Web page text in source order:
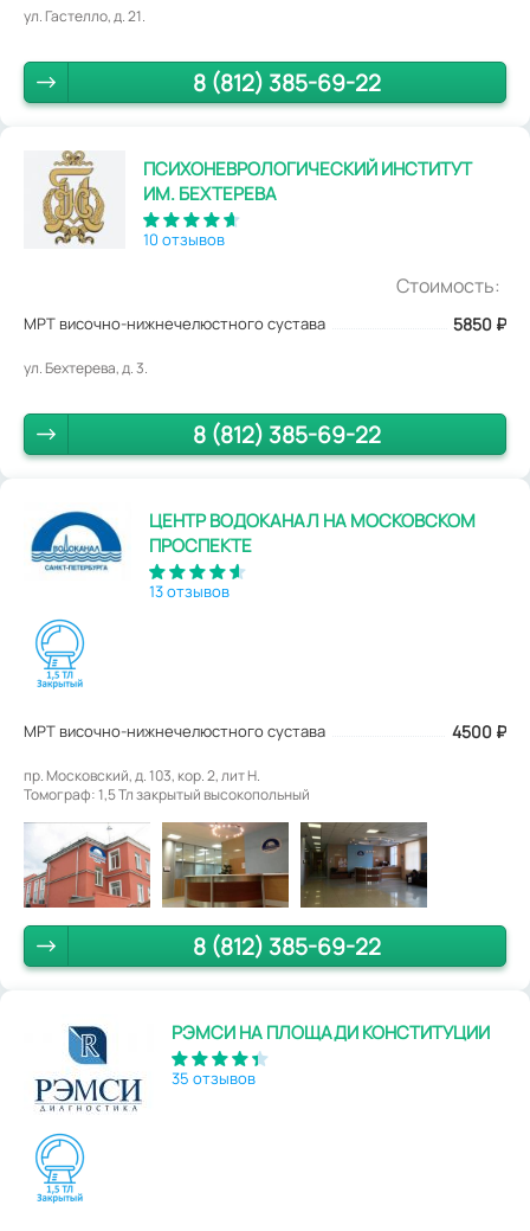
ул. Гастелло, д. 21.
8 (812) 385-69-22
ПСИХОНЕВРОЛОГИЧЕСКИЙ ИНСТИТУТ
ИМ. БЕХТЕРЕВА
10 отзывов
Стоимость:
МРТ височно-нижнечелюстного сустава 5850 ₽
ул. Бехтерева, д. 3.
8 (812) 385-69-22
ЦЕНТР ВОДОКАНАЛ НА МОСКОВСКОМ
ПРОСПЕКТЕ
13 отзывов
МРТ височно-нижнечелюстного сустава 4500 ₽
пр. Московский, д. 103, кор. 2, лит Н.
Томограф: 1,5 Тл закрытый высокопольный
8 (812) 385-69-22
РЭМСИ НА ПЛОЩАДИ КОНСТИТУЦИИ
35 отзывов